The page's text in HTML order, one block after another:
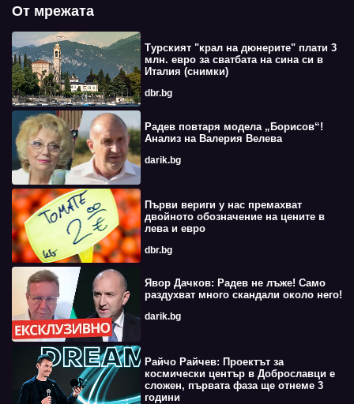
От мрежата
Турският "крал на дюнерите" плати 3
млн. евро за сватбата на сина си в
Италия (снимки)
dbr.bg
Радев повтаря модела „Борисов“!
Анализ на Валерия Велева
darik.bg
Първи вериги у нас премахват
двойното обозначение на цените в
лева и евро
dbr.bg
Явор Дачков: Радев не лъже! Само
раздухват много скандали около него!
darik.bg
Райчо Райчев: Проектът за
космически център в Доброславци е
сложен, първата фаза ще отнеме 3
години